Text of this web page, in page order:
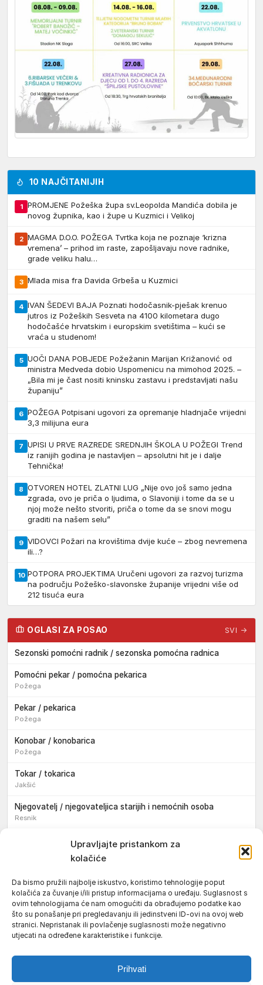
Upravljajte pristankom za
kolačiće
Da bismo pružili najbolje iskustvo, koristimo tehnologije poput
kolačića za čuvanje i/ili pristup informacijama o uređaju. Suglasnost s
ovim tehnologijama će nam omogućiti da obrađujemo podatke kao
što su ponašanje pri pregledavanju ili jedinstveni ID-ovi na ovoj web
stranici. Nepristanak ili povlačenje suglasnosti može negativno
utjecati na određene karakteristike i funkcije.
Prihvati
10 NAJČITANIJIH
1
PROMJENE Požeška župa sv.Leopolda Mandića dobila je
novog župnika, kao i župe u Kuzmici i Velikoj
2 MAGMA D.O.O. POŽEGA Tvrtka koja ne poznaje ‘krizna
vremena’ – prihod im raste, zapošljavaju nove radnike,
grade veliku halu…
3 Mlada misa fra Davida Grbeša u Kuzmici
4 IVAN ŠEDEVI BAJA Poznati hodočasnik-pješak krenuo
jutros iz Požeških Sesveta na 4100 kilometara dugo
hodočašće hrvatskim i europskim svetištima – kući se
vraća u studenom!
5 UOČI DANA POBJEDE Požežanin Marijan Križanović od
ministra Medveda dobio Uspomenicu na mimohod 2025. –
„Bila mi je čast nositi kninsku zastavu i predstavljati našu
županiju”
6 POŽEGA Potpisani ugovori za opremanje hladnjače vrijedni
3,3 milijuna eura
7 UPISI U PRVE RAZREDE SREDNJIH ŠKOLA U POŽEGI Trend
iz ranijih godina je nastavljen – apsolutni hit je i dalje
Tehnička!
8 OTVOREN HOTEL ZLATNI LUG „Nije ovo još samo jedna
zgrada, ovo je priča o ljudima, o Slavoniji i tome da se u
njoj može nešto stvoriti, priča o tome da se snovi mogu
graditi na našem selu”
9 VIDOVCI Požari na krovištima dvije kuće – zbog nevremena
ili…?
10 POTPORA PROJEKTIMA Uručeni ugovori za razvoj turizma
na području Požeško-slavonske županije vrijedni više od
212 tisuća eura
OGLASI ZA POSAO SVI →
Sezonski pomoćni radnik / sezonska pomoćna radnica
Pomoćni pekar / pomoćna pekarica
Požega
Pekar / pekarica
Požega
Konobar / konobarica
Požega
Tokar / tokarica
Jakšić
Njegovatelj / njegovateljica starijih i nemoćnih osoba
Resnik
Konobar / konobarica
Jakšić
Vozač / vozačica teretnog vozila s poluprikolicom
Požega
Pomoćnik/ica u nastavi